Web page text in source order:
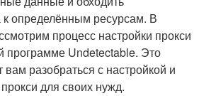
к определённым ресурсам. В
процесс настройки прокси
программе Undetectable. Это
разобраться с настройкой и
для своих нужд.